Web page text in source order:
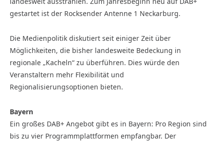
gestartet ist der Rocksender Antenne 1 Neckarburg.
Die Medienpolitik diskutiert seit einiger Zeit über
Möglichkeiten, die bisher landesweite Bedeckung in
regionale „Kacheln“ zu überführen. Dies würde den
Veranstaltern mehr Flexibilität und
Regionalisierungsoptionen bieten.
Bayern
Ein großes DAB+ Angebot gibt es in Bayern: Pro Region sind
bis zu vier Programmplattformen empfangbar. Der